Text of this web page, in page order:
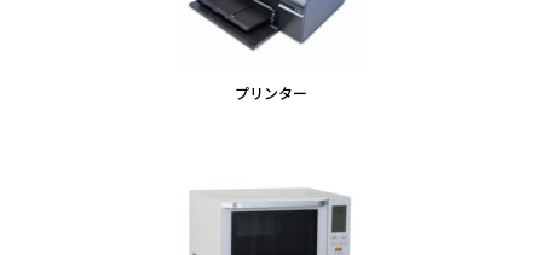
プリンター